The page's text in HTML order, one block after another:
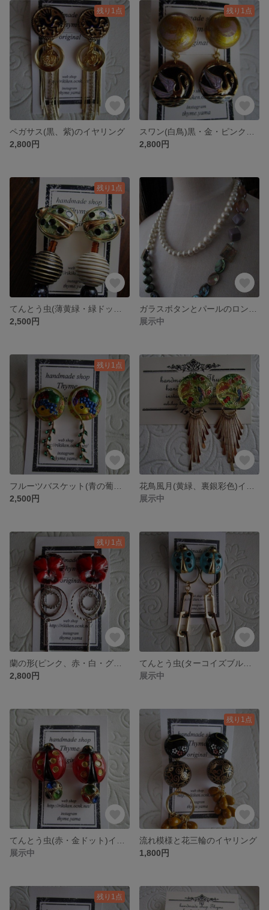
残り1点
ペガサス(黒、紫)のイヤリング
2,800円
残り1点
2,800円
残り1点
2,500円
展示中
残り1点
2,500円
展示中
残り1点
2,800円
展示中
展示中
残り1点
流れ模様と花三輪のイヤリング
1,800円
残り1点